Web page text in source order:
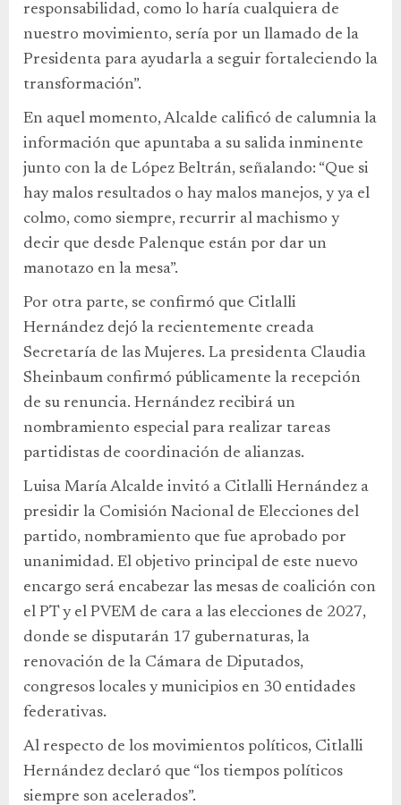
responsabilidad, como lo haría cualquiera de
nuestro movimiento, sería por un llamado de la
Presidenta para ayudarla a seguir fortaleciendo la
transformación”.
En aquel momento, Alcalde calificó de calumnia la
información que apuntaba a su salida inminente
junto con la de López Beltrán, señalando: “Que si
hay malos resultados o hay malos manejos, y ya el
colmo, como siempre, recurrir al machismo y
decir que desde Palenque están por dar un
manotazo en la mesa”.
Por otra parte, se confirmó que Citlalli
Hernández dejó la recientemente creada
Secretaría de las Mujeres. La presidenta Claudia
Sheinbaum confirmó públicamente la recepción
de su renuncia. Hernández recibirá un
nombramiento especial para realizar tareas
partidistas de coordinación de alianzas.
Luisa María Alcalde invitó a Citlalli Hernández a
presidir la Comisión Nacional de Elecciones del
partido, nombramiento que fue aprobado por
unanimidad. El objetivo principal de este nuevo
encargo será encabezar las mesas de coalición con
el PT y el PVEM de cara a las elecciones de 2027,
donde se disputarán 17 gubernaturas, la
renovación de la Cámara de Diputados,
congresos locales y municipios en 30 entidades
federativas.
Al respecto de los movimientos políticos, Citlalli
Hernández declaró que “los tiempos políticos
siempre son acelerados”.